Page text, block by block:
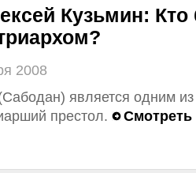
Кузьмин:
2008
является одним
престол.
Смотреть